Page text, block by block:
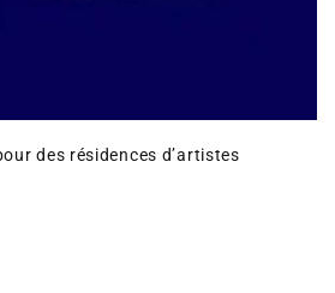
des résidences d’artistes